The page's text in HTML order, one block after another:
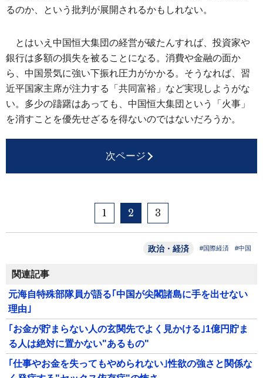
るのか、という批判が展開されるかもしれない。
とはいえ中国恒大集団の経営が破たんすれば、投資家や
銀行は多額の損失を被ることになる。消費や金融の面か
ら、中国景気に強い下振れ圧力がかかる。そうなれば、習
近平国家主席が注力する「共同富裕」など実現しようがな
い。多少の躊躇はあっても、中国恒大集団という「火事」
を消すことを優先せざるを得ないのではないだろうか。
次ページ
1 2 3
政治・経済 #国際経済 #中国
関連記事
元海自特殊部隊員が語る｢中国が尖閣諸島に手を出せない
理由｣
｢お金が貯まらない人の玄関先でよく見かける｣1億円貯ま
る人は絶対に置かない"あるもの"
｢仕事やお金を失ってもやめられない｣性欲の強さと関係な